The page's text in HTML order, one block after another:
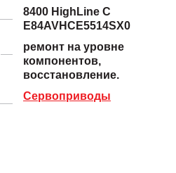
8400 HighLine C
E84AVHCE5514SX0
ремонт на уровне
компонентов,
восстановление.
Сервоприводы